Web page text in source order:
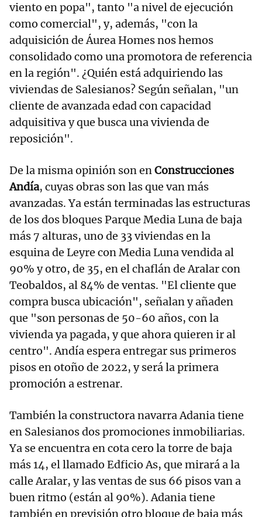
viento en popa", tanto "a nivel de ejecución
como comercial", y, además, "con la
adquisición de Áurea Homes nos hemos
consolidado como una promotora de referencia
en la región". ¿Quién está adquiriendo las
viviendas de Salesianos? Según señalan, "un
cliente de avanzada edad con capacidad
adquisitiva y que busca una vivienda de
reposición".
De la misma opinión son enConstrucciones
Andía, cuyas obras son las que van más
avanzadas. Ya están terminadas las estructuras
de los dos bloques Parque Media Luna de baja
más 7 alturas, uno de 33 viviendas en la
esquina de Leyre con Media Luna vendida al
90% y otro, de 35, en el chaflán de Aralar con
Teobaldos, al 84% de ventas. "El cliente que
compra busca ubicación", señalan y añaden
que "son personas de 50-60 años, con la
vivienda ya pagada, y que ahora quieren ir al
centro". Andía espera entregar sus primeros
pisos en otoño de 2022, y será la primera
promoción a estrenar.
También la constructora navarra Adania tiene
en Salesianos dos promociones inmobiliarias.
Ya se encuentra en cota cero la torre de baja
más 14, el llamado Edficio As, que mirará a la
calle Aralar, y las ventas de sus 66 pisos van a
buen ritmo (están al 90%). Adania tiene
también en previsión otro bloque de baja más